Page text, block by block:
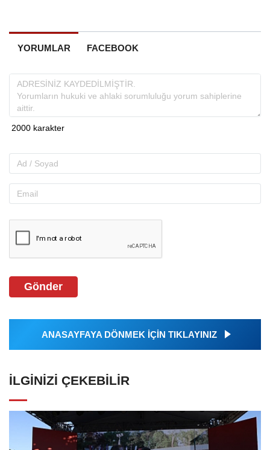
YORUMLAR FACEBOOK
Gönder
ANASAYFAYA DÖNMEK İÇİN TIKLAYINIZ
İLGINIZI ÇEKEBILIR